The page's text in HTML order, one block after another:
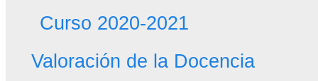
Curso 2020-2021
Valoración de la Docencia